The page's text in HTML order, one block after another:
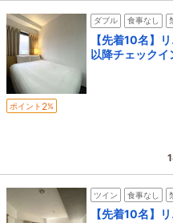
ダブル 食事なし
【先着10名】
以降チェック
ポイント 2%
ツイン 食事なし
【先着10名】